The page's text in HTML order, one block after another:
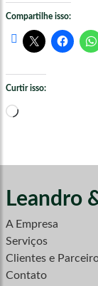
Compartilhe isso:
Curtir isso:
Carregando...
Leandro
A Empresa
Serviços
Clientes e
Contato